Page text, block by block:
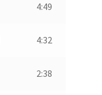
4:49
4:32
2:38